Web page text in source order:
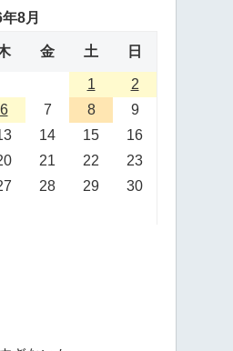
8月
金 土 日
1
2
6 7 8
9
14 15
16
21 22
23
28 29
30